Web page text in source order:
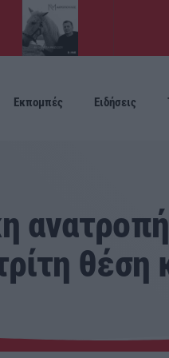
Εκπομπές Ειδήσεις
θέση